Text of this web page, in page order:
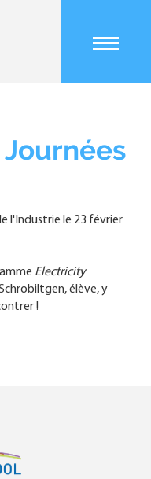
Journées
l'Industrie le 23 février
Electricity
élève, y
!